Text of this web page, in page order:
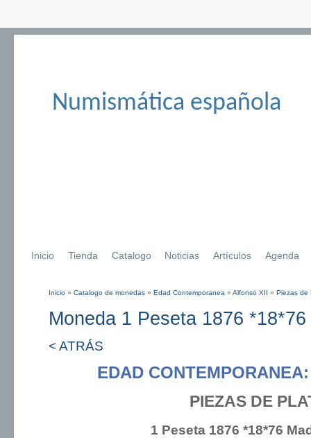
Numismática española
Inicio Tienda Catalogo Noticias Artículos Agenda
Inicio » Catalogo de monedas » Edad Contemporanea » Alfonso XII » Piezas de
Moneda 1 Peseta 1876
< ATRÁS
EDAD
PIEZAS DE
1 Peseta 1876 *18*76